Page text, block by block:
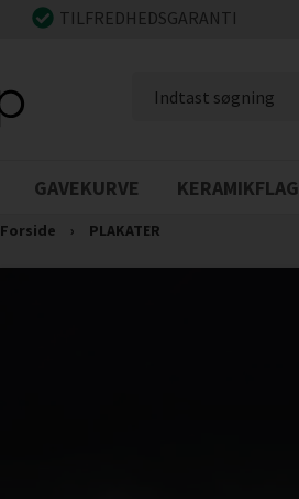
TILFREDHEDSGARANTI
GAVEKURVE KERAMIKFLAG
Forside › PLAKATER